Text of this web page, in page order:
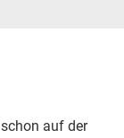
auf der